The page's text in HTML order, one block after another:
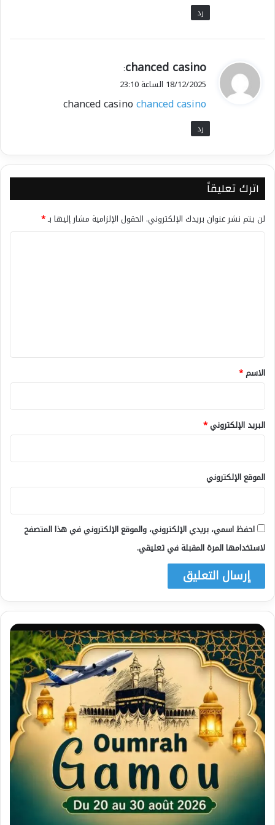
رد
ي
ق
ل
chanced casino
:
18/12/2025 الساعة 23:10
chanced casinochanced casino
رد
اترك تعليقاً
لن يتم نشر عنوان بريدك الإلكتروني. الحقول الإلزامية مشار إليها بـ*
*
الاسم*
البريد الإلكتروني*
الموقع الإلكتروني
احفظ اسمي، بريدي الإلكتروني، والموقع الإلكتروني في هذا المتصفح
لاستخدامها المرة المقبلة في تعليقي.